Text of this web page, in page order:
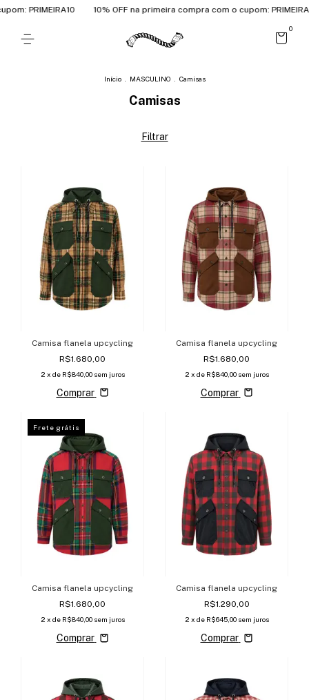
10% OFF na primeira compra com o cupom: PRIMEIRA10
0
Início MASCULINO Camisas
Camisas
Filtrar
Camisa flanela upcycling
R$1.680,00
2 x de R$840,00 sem juros
Comprar
Camisa flanela upcycling
R$1.680,00
2 x de R$840,00 sem juros
Comprar
Frete grátis
Camisa flanela upcycling
R$1.680,00
2 x de R$840,00 sem juros
Comprar
Camisa flanela upcycling
R$1.290,00
2 x de R$645,00 sem juros
Comprar